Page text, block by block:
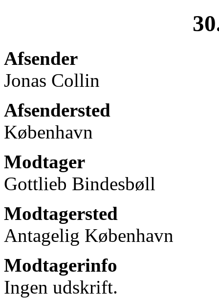
Afsender
Jonas Collin
Afsendersted
København
Modtager
Gottlieb Bindesbøll
Modtagersted
Antagelig København
Modtagerinfo
Ingen udskrift.